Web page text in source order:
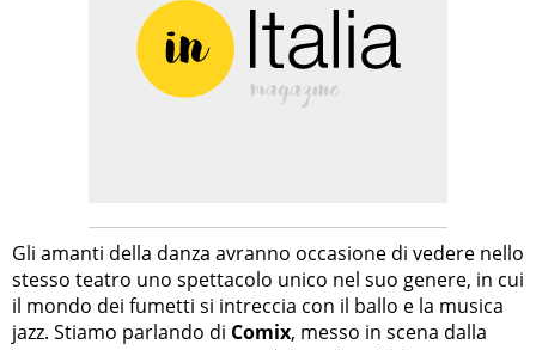
Gli amanti della danza avranno occasione di vedere nello
stesso teatro uno spettacolo unico nel suo genere, in cui
il mondo dei fumetti si intreccia con il ballo e la musica
jazz. Stiamo parlando di Comix, messo in scena dalla